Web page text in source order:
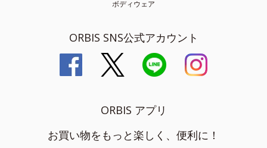
ボディウェア
ORBIS SNS公式アカウント
ORBIS アプリ
お買い物をもっと楽しく、便利に！